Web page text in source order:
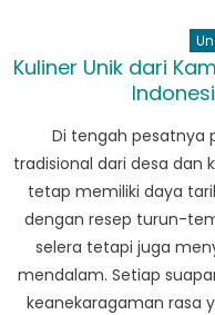
Kuliner Unik dari
Di tengah pesatnya
tradisional dari desa dan
tetap memiliki daya
dengan resep turun-
selera tetapi juga
mendalam. Setiap
keanekaragaman rasa